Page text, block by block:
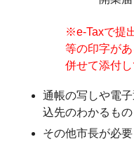
※e-Taxで提
等の印字が
併せて添付し
通帳の写しや電
込先のわかるもの
その他市長が必